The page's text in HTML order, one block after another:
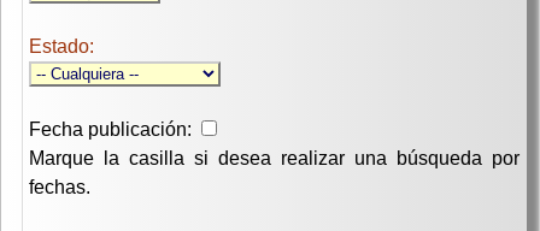
Estado:
Fecha publicación:
Marque la casilla si desea realizar una búsqueda por
fechas.